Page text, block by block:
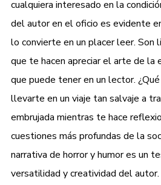
cualquiera interesado en la
del autor en el oficio es evidente
lo convierte en un placer leer. Son
que te hacen apreciar el arte de la
que puede tener en un lector.
llevarte en un viaje tan salvaje a
embrujada mientras te hace
cuestiones más profundas de la
narrativa de horror y humor es un
versatilidad y creatividad del